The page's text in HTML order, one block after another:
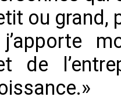
ou
j’apporte
de